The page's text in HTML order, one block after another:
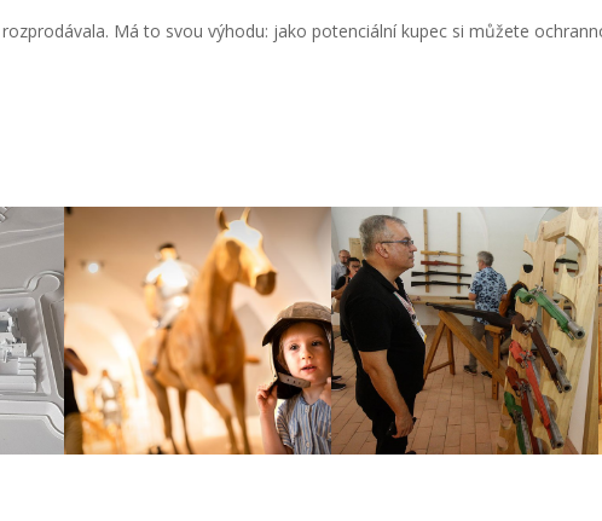
Má to svou výhodu: jako potenciální kupec si můžete